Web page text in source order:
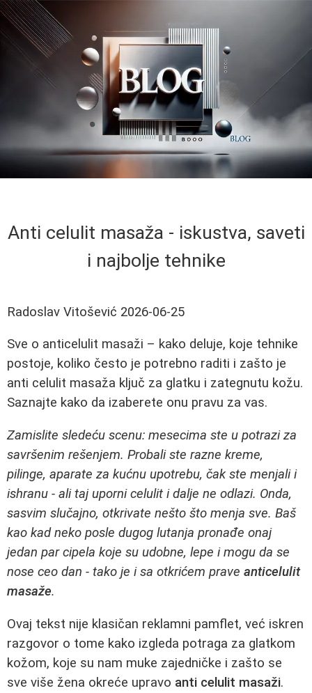
Anti celulit masaža - iskustva, saveti
i najbolje tehnike
Radoslav Vitošević 2026-06-25
Sve o anticelulit masaži – kako deluje, koje tehnike
postoje, koliko često je potrebno raditi i zašto je
anti celulit masaža ključ za glatku i zategnutu kožu.
Saznajte kako da izaberete onu pravu za vas.
Zamislite sledeću scenu: mesecima ste u potrazi za
savršenim rešenjem. Probali ste razne kreme,
pilinge, aparate za kućnu upotrebu, čak ste menjali i
ishranu - ali taj uporni celulit i dalje ne odlazi. Onda,
sasvim slučajno, otkrivate nešto što menja sve. Baš
kao kad neko posle dugog lutanja pronađe onaj
jedan par cipela koje su udobne, lepe i mogu da se
nose ceo dan - tako je i sa otkrićem prave anticelulit
masaže.
Ovaj tekst nije klasičan reklamni pamflet, već iskren
razgovor o tome kako izgleda potraga za glatkom
kožom, koje su nam muke zajedničke i zašto se
sve više žena okreće upravo anti celulit masaži.